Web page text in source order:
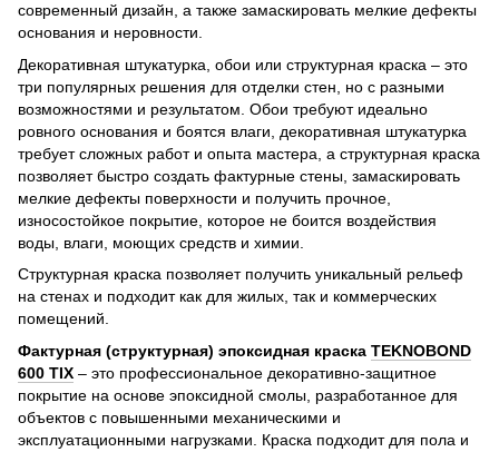
современный дизайн, а также замаскировать мелкие дефекты
основания и неровности.
Декоративная штукатурка, обои или структурная краска – это
три популярных решения для отделки стен, но с разными
возможностями и результатом. Обои требуют идеально
ровного основания и боятся влаги, декоративная штукатурка
требует сложных работ и опыта мастера, а структурная краска
позволяет быстро создать фактурные стены, замаскировать
мелкие дефекты поверхности и получить прочное,
износостойкое покрытие, которое не боится воздействия
воды, влаги, моющих средств и химии.
Структурная краска позволяет получить уникальный рельеф
на стенах и подходит как для жилых, так и коммерческих
помещений.
Фактурная (структурная) эпоксидная краска TEKNOBOND
600 TIX – это профессиональное декоративно-защитное
покрытие на основе эпоксидной смолы, разработанное для
объектов с повышенными механическими и
эксплуатационными нагрузками. Краска подходит для пола и